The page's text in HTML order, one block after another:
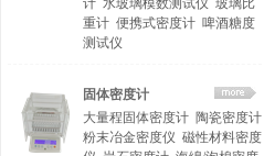
计 水玻璃模数测试仪 玻璃比
重计 便携式密度计 啤酒糖度
测试仪
固体密度计
大量程固体密度计 陶瓷密度计
粉末冶金密度仪 磁性材料密度